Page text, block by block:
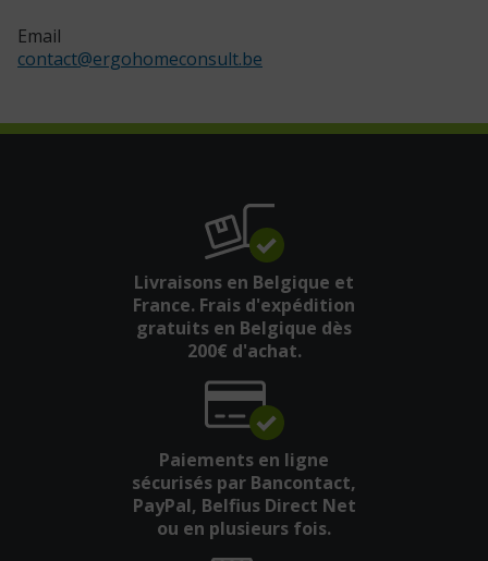
Email
contact@ergohomeconsult.be
Livraisons en Belgique et
France. Frais d'expédition
gratuits en Belgique dès
200€ d'achat.
Paiements en ligne
sécurisés par Bancontact,
PayPal, Belfius Direct Net
ou en plusieurs fois.